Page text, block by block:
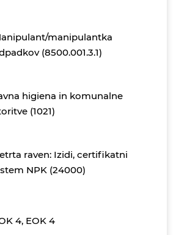
manipulantka
(8500.001.3.1)
higiena in komunalne
(1021)
raven: Izidi, certifikatni
NPK (24000)
4, EOK 4